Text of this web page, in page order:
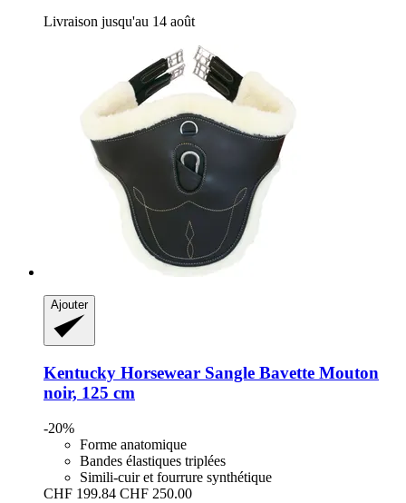
Livraison jusqu'au 14 août
Ajouter
Kentucky Horsewear Sangle Bavette Mouton
noir, 125 cm
-20%
Forme anatomique
Bandes élastiques triplées
Simili-cuir et fourrure synthétique
CHF 199.84 CHF 250.00